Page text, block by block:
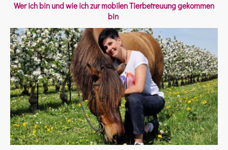
Wer ich bin und wie ich zur mobilen Tierbetreuung gekommen
bin